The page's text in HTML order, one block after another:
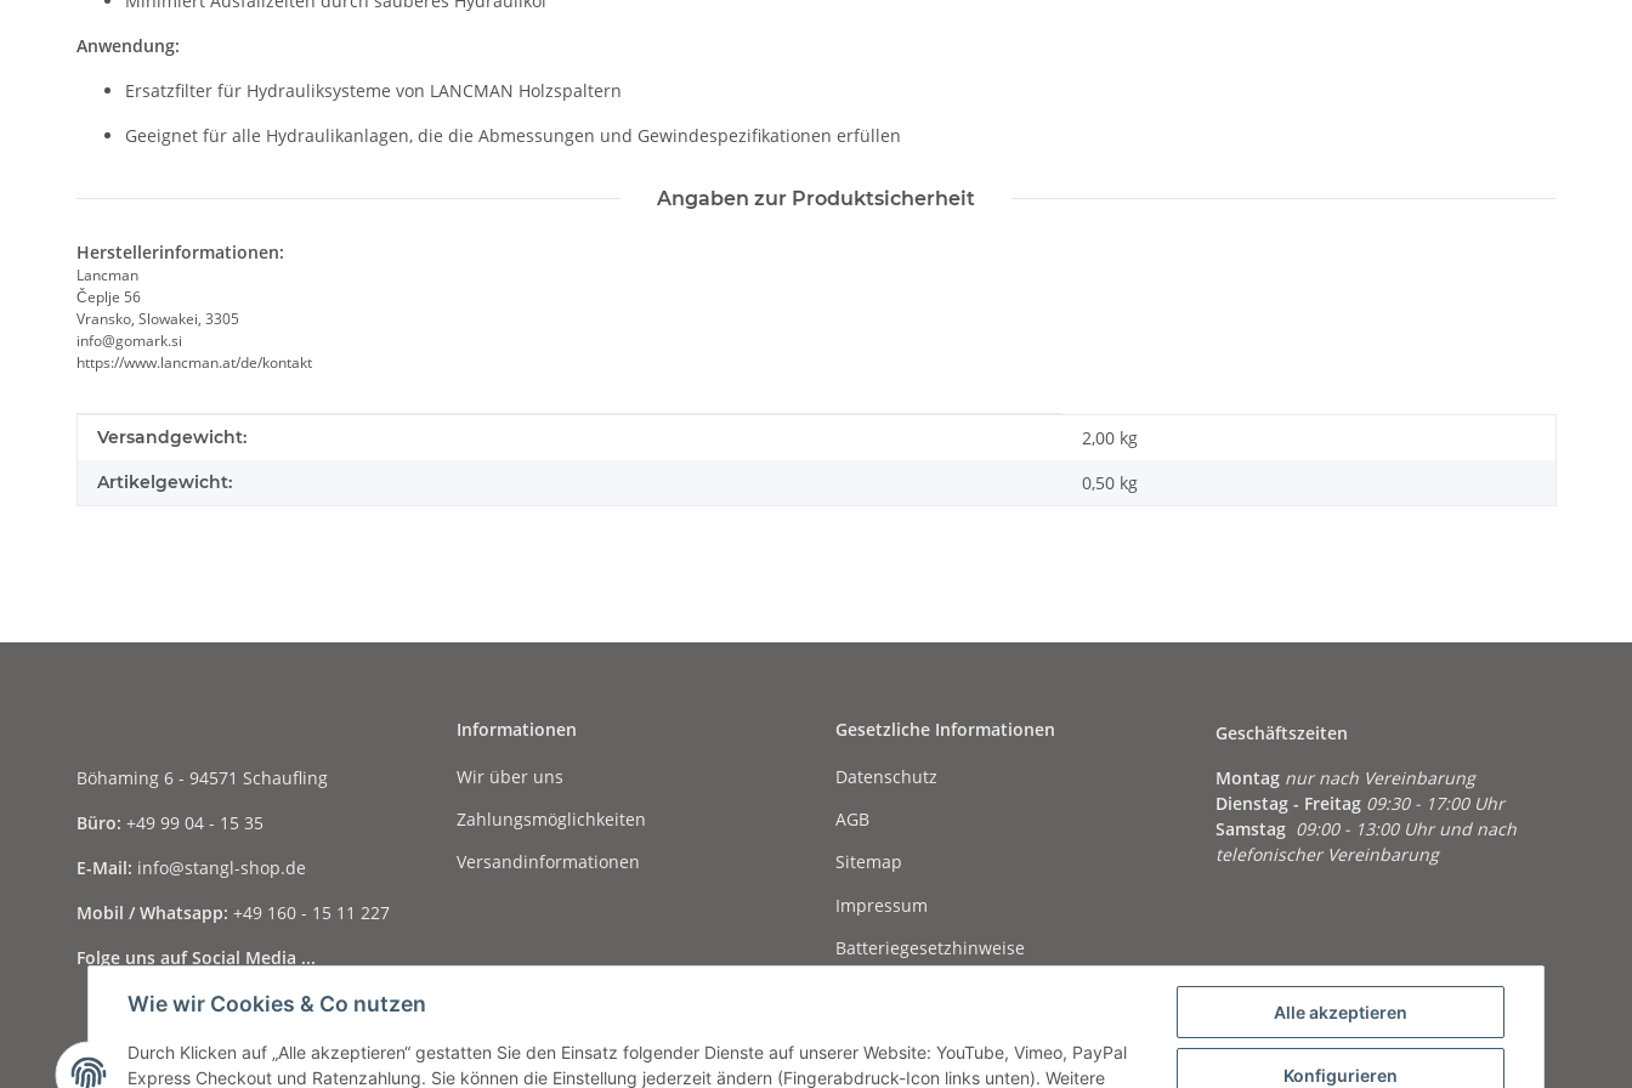
Alle akzeptieren
Konfigurieren
Wie wir Cookies & Co nutzen
Durch Klicken auf „Alle akzeptieren“ gestatten Sie den Einsatz folgender Dienste auf unserer Website: YouTube, Vimeo, PayPal
Express Checkout und Ratenzahlung. Sie können die Einstellung jederzeit ändern (Fingerabdruck-Icon links unten). Weitere
Anwendung:
Ersatzfilter für Hydrauliksysteme von LANCMAN Holzspaltern
Geeignet für alle Hydraulikanlagen, die die Abmessungen und Gewindespezifikationen erfüllen
Angaben zur Produktsicherheit
Herstellerinformationen:
Lancman
Čeplje 56
Vransko, Slowakei, 3305
info@gomark.si
https://www.lancman.at/de/kontakt
Produkteigenschaft
Wert
Versandgewicht: 2,00 kg
Artikelgewicht: 0,50 kg
Böhaming 6 - 94571 Schaufling
Büro: +49 99 04 - 15 35
E-Mail: info@stangl-shop.de
Mobil / Whatsapp: +49 160 - 15 11 227
Folge uns auf Social Media ...
Informationen
Wir über uns
Zahlungsmöglichkeiten
Versandinformationen
Gesetzliche Informationen
Datenschutz
AGB
Sitemap
Impressum
Batteriegesetzhinweise
Geschäftszeiten
Montag nur nach Vereinbarung
Dienstag - Freitag 09:30 - 17:00 Uhr
Samstag 09:00 - 13:00 Uhr und nach
telefonischer Vereinbarung